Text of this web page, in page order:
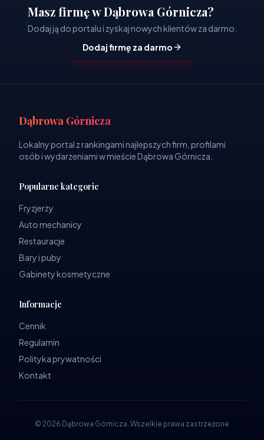
Masz firmę w Dąbrowa Górnicza?
Dodaj ją do portalu i zyskaj nowych klientów za darmo.
Dodaj firmę za darmo
Dąbrowa Górnicza
Lokalny portal z rankingami najlepszych firm, profilami
osób i wydarzeniami w mieście Dąbrowa Górnicza.
Popularne kategorie
Fryzjerzy
Auto mechanicy
Restauracje
Bary i puby
Gabinety kosmetyczne
Informacje
Cennik
Regulamin
Polityka prywatności
Kontakt
© 2026 Dąbrowa Górnicza. Wszelkie prawa zastrzeżone